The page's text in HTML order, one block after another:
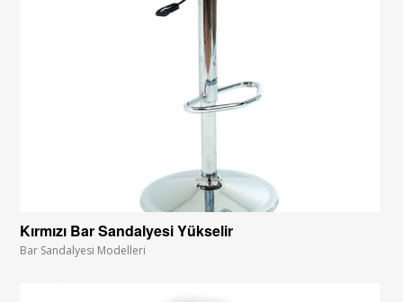
Kırmızı Bar Sandalyesi Yükselir
Bar Sandalyesi Modelleri